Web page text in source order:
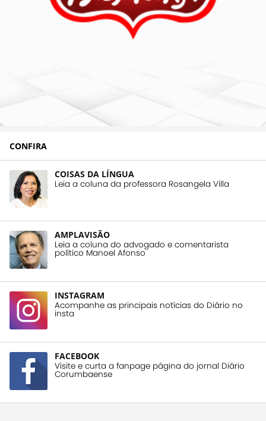
CONFIRA
COISAS DA LÍNGUA
Leia a coluna da professora Rosangela Villa
AMPLAVISÃO
Leia a coluna do advogado e comentarista
político Manoel Afonso
INSTAGRAM
Acompanhe as principais notícias do Diário no
insta
FACEBOOK
Visite e curta a fanpage página do jornal Diário
Corumbaense